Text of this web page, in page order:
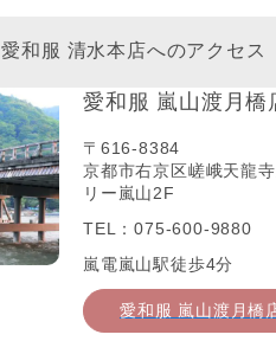
愛和服 清水本店へのアクセス
愛和服 嵐山渡月橋
〒616-8384
京都市右京区嵯峨天龍
リー嵐山2F
TEL：075-600-9880
嵐電嵐山駅徒歩4分
愛和服 嵐山渡月橋